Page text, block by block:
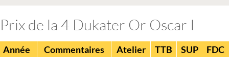
Prix de la 4 Dukater Or Oscar I
Année Commentaires Atelier TTB SUP FDC